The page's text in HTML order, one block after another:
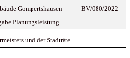
Gompertshausen -
Planungsleistung
BV/080/2022
und der Stadträte